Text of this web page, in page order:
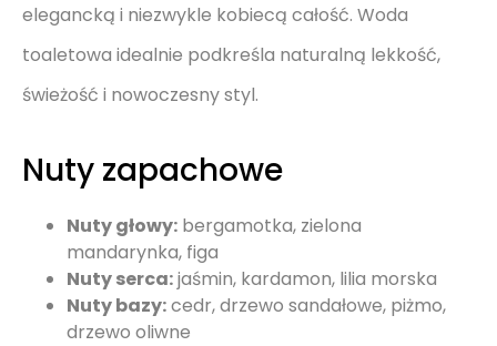
elegancką i niezwykle kobiecą całość. Woda
toaletowa idealnie podkreśla naturalną lekkość,
świeżość i nowoczesny styl.
Nuty zapachowe
Nuty głowy: bergamotka, zielona
mandarynka, figa
Nuty serca:jaśmin, kardamon, lilia morska
Nuty bazy:cedr, drzewo sandałowe, piżmo,
drzewo oliwne